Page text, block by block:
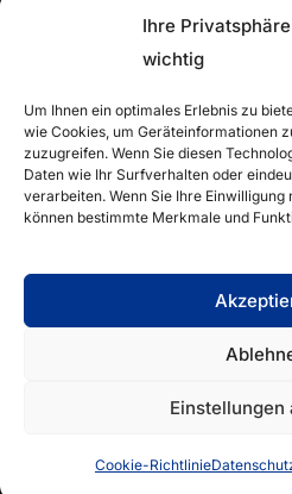
Ihre
wichtig
Um Ihnen ein optimales Erlebnis zu
wie Cookies, um Geräteinformationen
zuzugreifen. Wenn Sie diesen
Daten wie Ihr Surfverhalten oder
verarbeiten. Wenn Sie Ihre
können bestimmte Merkmale und
Einstellungen
Cookie-Richtlinie
Wir freuen uns, dass du da
FIRMENSITZ
Passioneers GmbH
Im Mediapark 5 / Startplatz
50670 Köln
info@die-
Datenschutzerklärung